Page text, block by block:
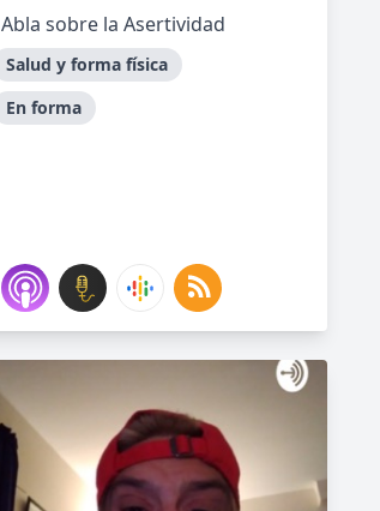
Abla sobre la Asertividad
Salud y forma física
En forma